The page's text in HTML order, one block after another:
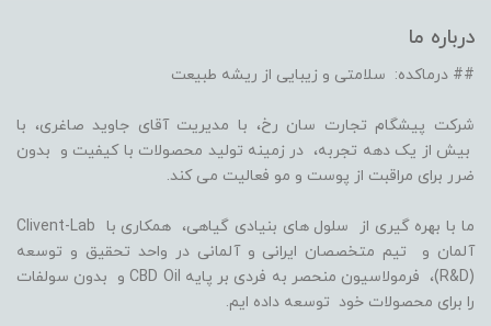
درباره ما
## درماکده: سلامتی و زیبایی از ریشه طبیعت
شرکت پیشگام تجارت سان رخ، با مدیریت آقای جاوید صاغری، با
بیش از یک دهه تجربه، در زمینه تولید محصولات با کیفیت و بدون
ضرر برای مراقبت از پوست و مو فعالیت می کند.
ما با بهره گیری از سلول های بنیادی گیاهی، همکاری با Clivent-Lab
آلمان و تیم متخصصان ایرانی و آلمانی در واحد تحقیق و توسعه
(R&D)، فرمولاسیون منحصر به فردی بر پایه CBD Oil و بدون سولفات
را برای محصولات خود توسعه داده ایم.